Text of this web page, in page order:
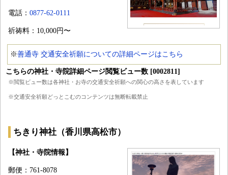
電話： 0877-62-0111
祈祷料：10,000円〜
※善通寺 交通安全祈願についての詳細ページはこちら
こちらの神社・寺院詳細ページ閲覧ビュー数 [0002811]
※閲覧ビュー数は各神社・お寺の交通安全祈願への関心の高さを表しています
※交通安全祈願どっとこむのコンテンツは無断転載禁止
ちきり神社（香川県高松市）
【神社・寺院情報】
郵便：761-8078